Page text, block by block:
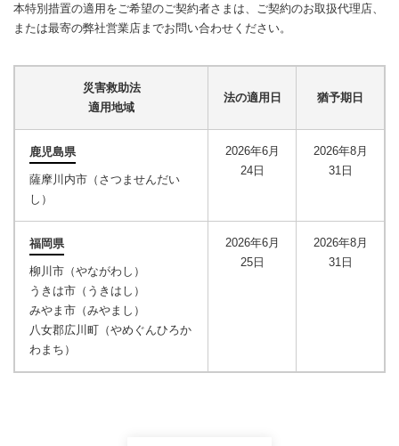
本特別措置の適用をご希望のご契約者さまは、ご契約のお取扱代理店、
または最寄の弊社営業店までお問い合わせください。
災害救助法
適用地域
法の適用日 猶予期日
鹿児島県
薩摩川内市（さつませんだい
し）
2026年6月
24日
2026年8月
31日
福岡県
柳川市（やながわし）
うきは市（うきはし）
みやま市（みやまし）
八女郡広川町（やめぐんひろか
わまち）
2026年6月
25日
2026年8月
31日